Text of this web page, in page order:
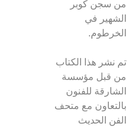
من سجن كوبر
الشهير في
الخرطوم.
تم نشر هذا الكتاب
من قبل مؤسسة
الشارقة للفنون
بالتعاون مع متحف
الفن الحديث